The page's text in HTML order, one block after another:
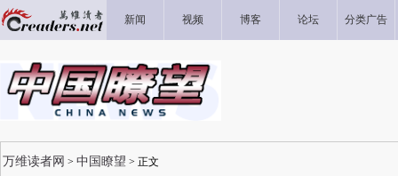
新闻 视频 博客 论坛 分类广告
万维读者网 > 中国瞭望 > 正文